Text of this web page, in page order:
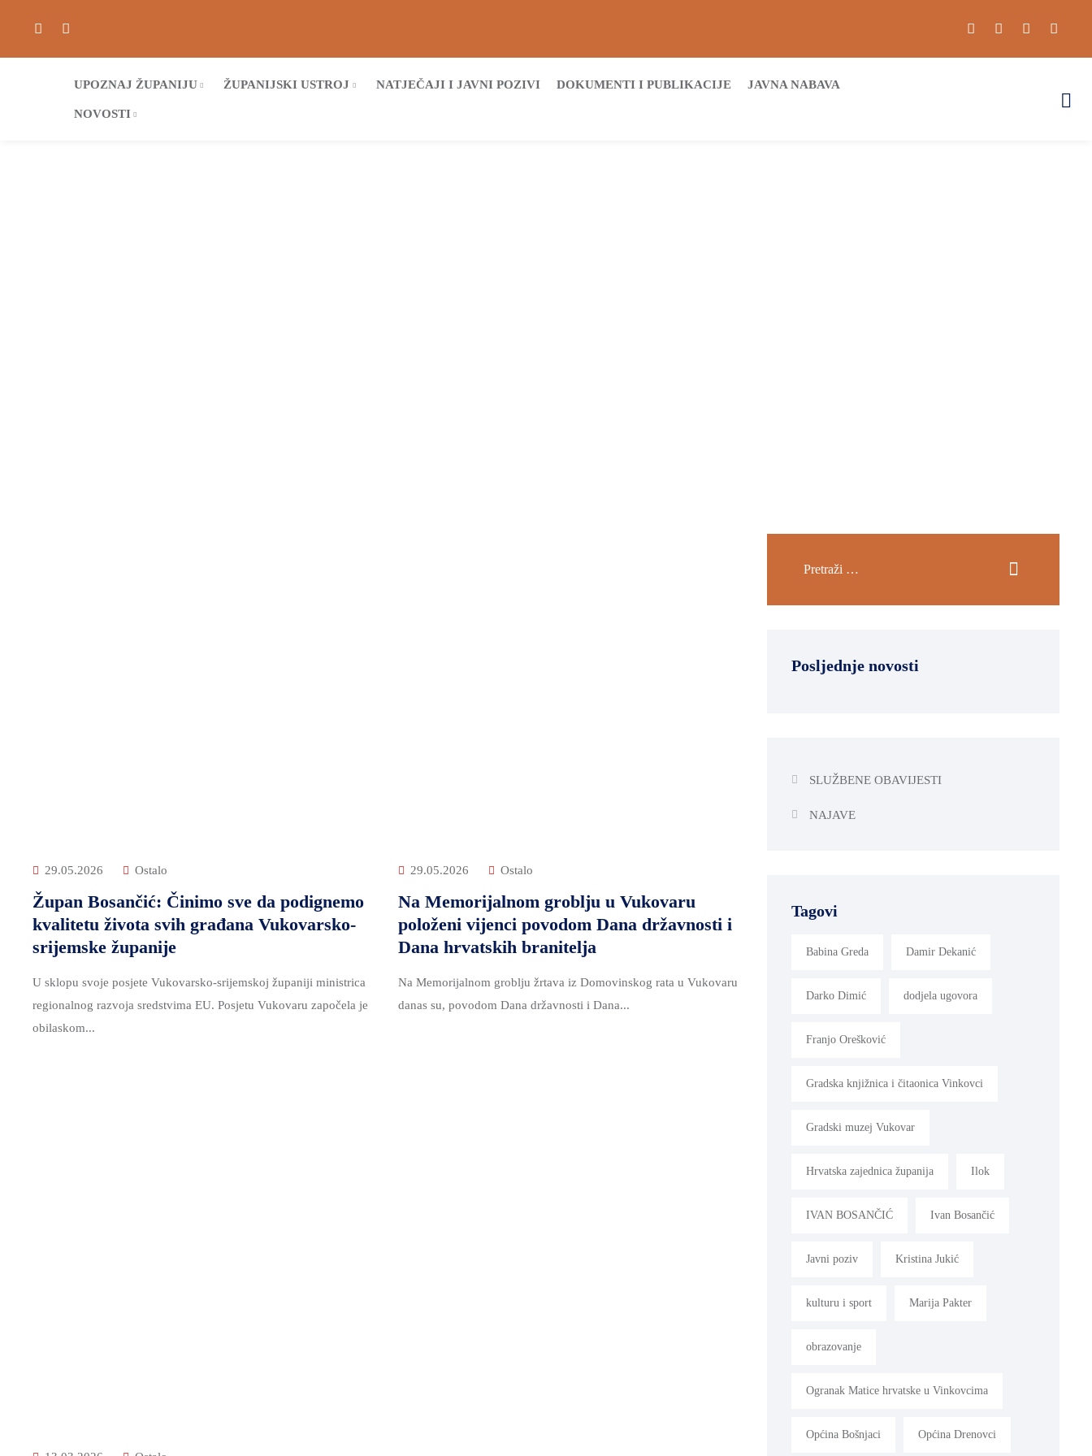
UPOZNAJ ŽUPANIJU ŽUPANIJSKI USTROJ NATJEČAJI I JAVNI POZIVI DOKUMENTI I PUBLIKACIJE JAVNA NABAVA
NOVOSTI
29.05.2026 Ostalo
Župan Bosančić: Činimo sve da podignemo
kvalitetu života svih građana Vukovarsko-
srijemske županije
U sklopu svoje posjete Vukovarsko-srijemskoj županiji ministrica
regionalnog razvoja sredstvima EU. Posjetu Vukovaru započela je
obilaskom...
29.05.2026 Ostalo
Na Memorijalnom groblju u Vukovaru
položeni vijenci povodom Dana državnosti i
Dana hrvatskih branitelja
Na Memorijalnom groblju žrtava iz Domovinskog rata u Vukovaru
danas su, povodom Dana državnosti i Dana...
Posljednje novosti
SLUŽBENE OBAVIJESTI
NAJAVE
Tagovi
Babina Greda Damir Dekanić
Darko Dimić dodjela ugovora
Franjo Orešković
Gradska knjižnica i čitaonica Vinkovci
Gradski muzej Vukovar
Hrvatska zajednica županija Ilok
IVAN BOSANČIĆ Ivan Bosančić
Javni poziv Kristina Jukić
kulturu i sport Marija Pakter
obrazovanje
Ogranak Matice hrvatske u Vinkovcima
Općina Bošnjaci Općina Drenovci